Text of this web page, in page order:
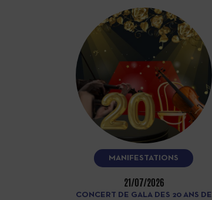
MANIFESTATIONS
21/07/2026
CONCERT DE GALA DES 20 ANS DE